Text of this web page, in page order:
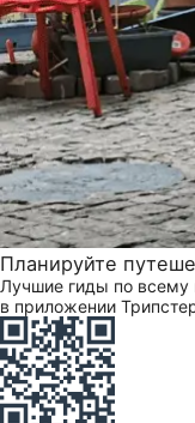
Планируйте
Лучшие гиды по
в приложении